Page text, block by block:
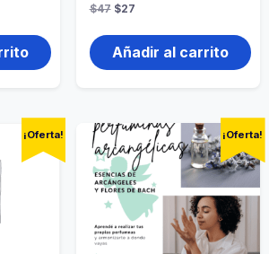
$47 $27
Añadir al carrito
¡Oferta! ¡Oferta!